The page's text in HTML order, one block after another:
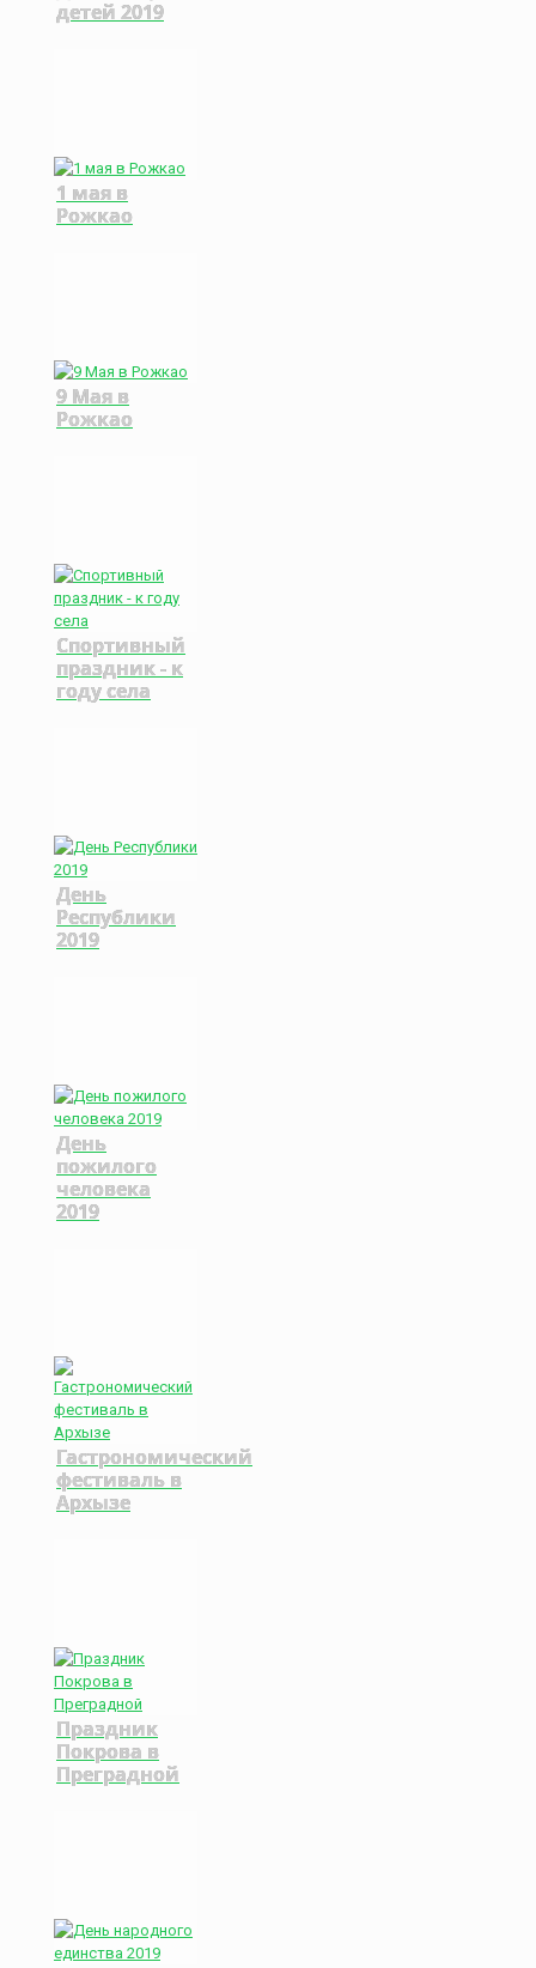
детей 2019
1 мая в
Рожкао
9 Мая в
Рожкао
Спортивный
праздник - к
году села
День
Республики
2019
День
пожилого
человека
2019
Гастрономический
фестиваль в
Архызе
Праздник
Покрова в
Преградной